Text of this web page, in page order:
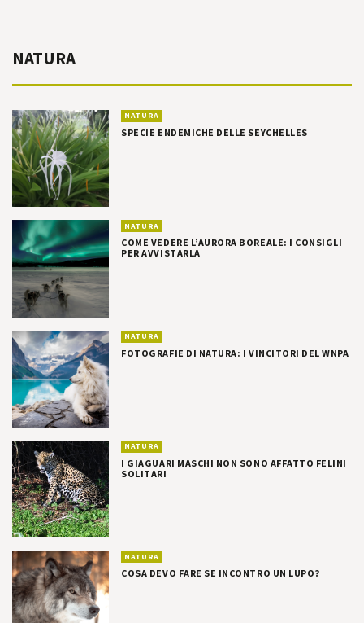
NATURA
NATURA
SPECIE ENDEMICHE DELLE SEYCHELLES
NATURA
COME VEDERE L’AURORA BOREALE: I CONSIGLI
PER AVVISTARLA
NATURA
FOTOGRAFIE DI NATURA: I VINCITORI DEL WNPA
NATURA
I GIAGUARI MASCHI NON SONO AFFATTO FELINI
SOLITARI
NATURA
COSA DEVO FARE SE INCONTRO UN LUPO?